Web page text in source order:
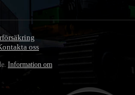
oss
Information om